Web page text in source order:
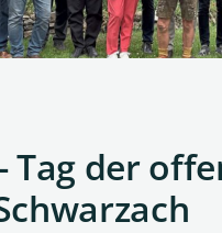
Tag der